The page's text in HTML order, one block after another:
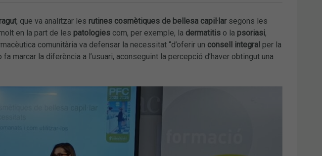
, que va analitzar les rutines cosmètiques de bellesa capil·lar segons les
en la part de les patologiescom, per exemple, la dermatitis o la psoriasi,
comunitària va defensar la necessitat “d’oferir un consell integral per la
fa marcar la diferència a l’usuari, aconseguint la percepció d’haver obtingut una